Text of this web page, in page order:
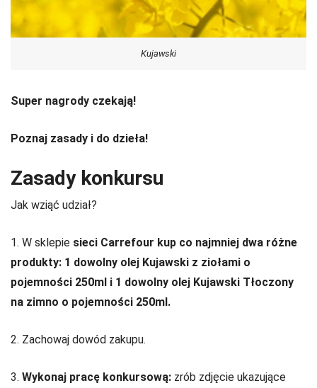
Kujawski
Super nagrody czekają!
Poznaj zasady i do dzieła!
Zasady konkursu
Jak wziąć udział?
1. W sklepie sieci Carrefour kup co najmniej dwa różne
produkty: 1 dowolny olej Kujawski z ziołami o
pojemności 250ml i 1 dowolny olej Kujawski Tłoczony
na zimno o pojemności 250ml.
2. Zachowaj dowód zakupu.
3. Wykonaj pracę konkursową: zrób zdjęcie ukazujące